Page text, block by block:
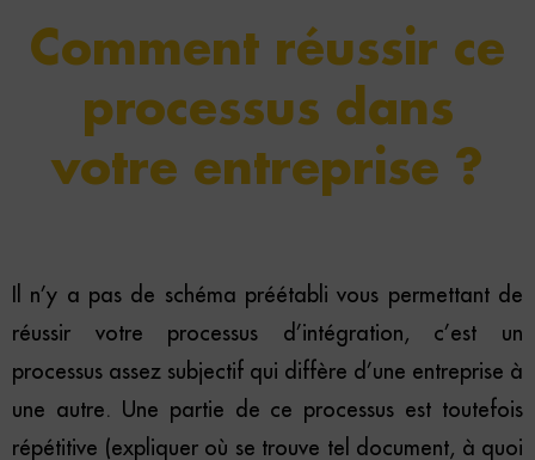
Comment réussir ce
processus dans
votre entreprise ?
Il n’y a pas de schéma préétabli vous permettant de
réussir votre processus d’intégration, c’est un
processus assez subjectif qui diffère d’une entreprise à
une autre. Une partie de ce processus est toutefois
répétitive (expliquer où se trouve tel document, à quoi